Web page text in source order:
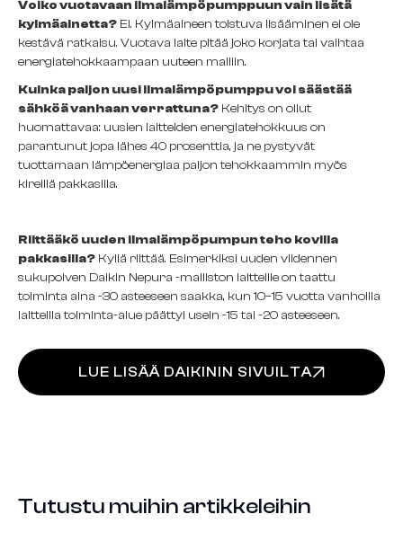
Voiko vuotavaan ilmalämpöpumppuun vain lisätä
kylmäainetta? Ei. Kylmäaineen toistuva lisääminen ei ole
kestävä ratkaisu. Vuotava laite pitää joko korjata tai vaihtaa
energiatehokkaampaan uuteen malliin.
Kuinka paljon uusi ilmalämpöpumppu voi säästää
sähköä vanhaan verrattuna? Kehitys on ollut
huomattavaa: uusien laitteiden energiatehokkuus on
parantunut jopa lähes 40 prosenttia, ja ne pystyvät
tuottamaan lämpöenergiaa paljon tehokkaammin myös
kireillä pakkasilla.
Riittääkö uuden ilmalämpöpumpun teho kovilla
pakkasilla? Kyllä riittää. Esimerkiksi uuden viidennen
sukupolven Daikin Nepura -malliston laitteille on taattu
toiminta aina -30 asteeseen saakka, kun 10–15 vuotta vanhoilla
laitteilla toiminta-alue päättyi usein -15 tai -20 asteeseen.
LUE LISÄÄ DAIKININ SIVUILTA
Tutustu muihin artikkeleihin